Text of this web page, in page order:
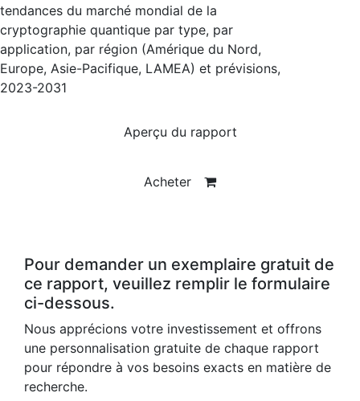
tendances du marché mondial de la
cryptographie quantique par type, par
application, par région (Amérique du Nord,
Europe, Asie-Pacifique, LAMEA) et prévisions,
2023-2031
Aperçu du rapport
Acheter
Pour demander un exemplaire gratuit de
ce rapport, veuillez remplir le formulaire
ci-dessous.
Nous apprécions votre investissement et offrons
une personnalisation gratuite de chaque rapport
pour répondre à vos besoins exacts en matière de
recherche.